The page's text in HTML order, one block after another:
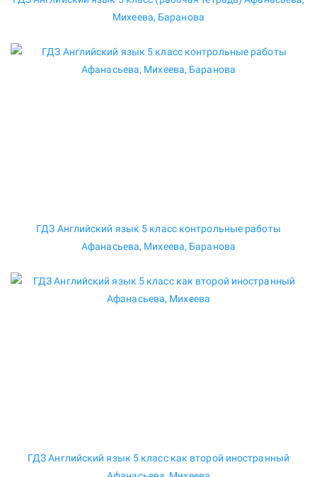
Михеева, Баранова
ГДЗ Английский язык 5 класс контрольные работы
Афанасьева, Михеева, Баранова
ГДЗ Английский язык 5 класс как второй иностранный